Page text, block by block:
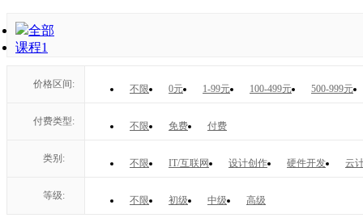
全部
课程1
价格区间: 不限 0元 1-99元 100-499元 500-999元
付费类型: 不限 免费 付费
类别: 不限 IT/互联网 设计创作 硬件开发 云
等级: 不限 初级 中级 高级